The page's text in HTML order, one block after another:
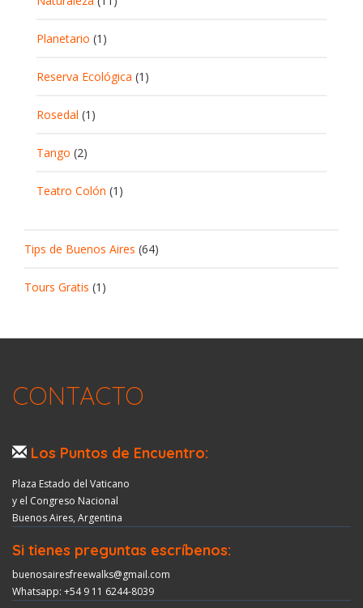
Planetario (1)
Reserva Ecológica (1)
Rosedal (1)
Tango (2)
Teatro Colón (1)
Tips de Buenos Aires (64)
Tours Gratis (1)
CONTACTO
Los Puntos de Encuentro:
Plaza Estado del Vaticano
y el Congreso Nacional
Buenos Aires, Argentina
Si tienes preguntas escríbenos:
buenosairesfreewalks@gmail.com
Whatsapp: +54 9 11 6244-8039